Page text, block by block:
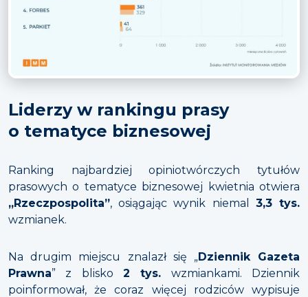
Liderzy w rankingu prasy
o tematyce biznesowej
Ranking najbardziej opiniotwórczych tytułów
prasowych o tematyce biznesowej kwietnia otwiera
„Rzeczpospolita”, osiągając wynik niemal 3,3 tys.
wzmianek.
Na drugim miejscu znalazł się „Dziennik Gazeta
Prawna” z blisko 2 tys. wzmiankami. Dziennik
poinformował, że coraz więcej rodziców wypisuje